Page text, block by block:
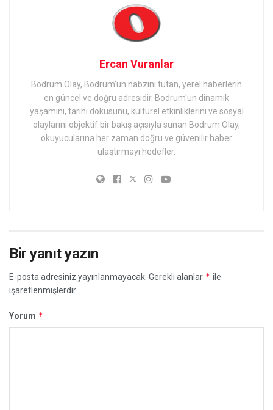
Ercan Vuranlar
Bodrum Olay, Bodrum'un nabzını tutan, yerel haberlerin
en güncel ve doğru adresidir. Bodrum'un dinamik
yaşamını, tarihi dokusunu, kültürel etkinliklerini ve sosyal
olaylarını objektif bir bakış açısıyla sunan Bodrum Olay,
okuyucularına her zaman doğru ve güvenilir haber
ulaştırmayı hedefler.
Bir yanıt yazın
E-posta adresiniz yayınlanmayacak. Gerekli alanlar * ile
işaretlenmişlerdir
Yorum *